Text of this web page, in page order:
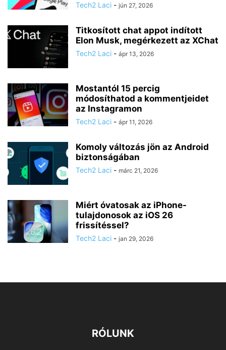
Tech2 Laci - jún 27, 2026
Titkosított chat appot indított
Elon Musk, megérkezett az XChat
Tech2 Laci - ápr 13, 2026
Mostantól 15 percig
módosíthatod a kommentjeidet
az Instagramon
Tech2 Laci - ápr 11, 2026
Komoly változás jön az Android
biztonságában
Tech2 Laci - márc 21, 2026
Miért óvatosak az iPhone-
tulajdonosok az iOS 26
frissítéssel?
Tech2 Laci - jan 29, 2026
RÓLUNK